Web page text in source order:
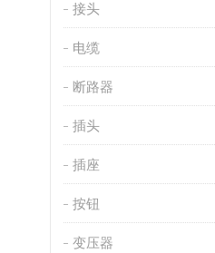
接头
电缆
断路器
插头
插座
按钮
变压器